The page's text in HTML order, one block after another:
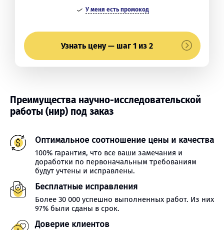
У меня есть промокод
Узнать цену — шаг 1 из 2
Преимущества научно-исследовательской
работы (нир) под заказ
Оптимальное соотношение цены и качества
100% гарантия, что все ваши замечания и
доработки по первоначальным требованиям
будут учтены и исправлены.
Бесплатные исправления
Более 30 000 успешно выполненных работ. Из них
97% были сданы в срок.
Доверие клиентов